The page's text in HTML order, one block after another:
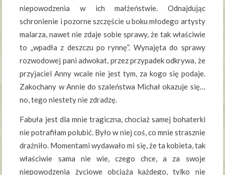
niepowodzenia w ich małżeństwie. Odnajdując
schronienie i pozorne szczęście u boku młodego artysty
malarza, nawet nie zdaje sobie sprawy, że tak właściwie
to „wpadła z deszczu po rynnę”. Wynajęta do sprawy
rozwodowej pani adwokat, przez przypadek odkrywa, że
przyjaciel Anny wcale nie jest tym, za kogo się podaje.
Zakochany w Annie do szaleństwa Michał okazuje się…
no, tego niestety nie zdradzę.
Fabuła jest dla mnie tragiczna, chociaż samej bohaterki
nie potrafiłam polubić. Było w niej coś, co mnie strasznie
drażniło. Momentami wydawało mi się, że ta kobieta, tak
właściwie sama nie wie, czego chce, a za swoje
niepowodzenia życiowe obciąża każdego, tylko nie